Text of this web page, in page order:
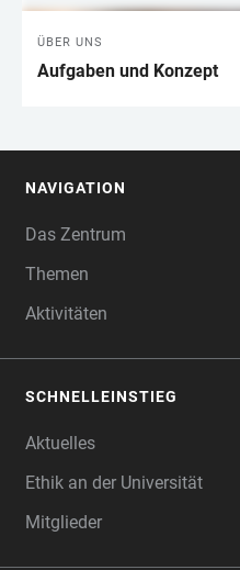
ÜBER UNS
Aufgaben und Konzept
NAVIGATION
Das Zentrum
Themen
Aktivitäten
SCHNELLEINSTIEG
Aktuelles
Ethik an der Universität
Mitglieder